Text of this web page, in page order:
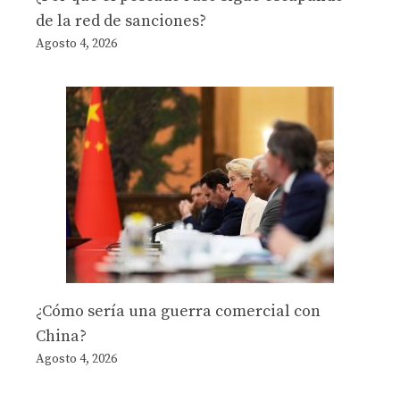
de la red de sanciones?
Agosto 4, 2026
¿Cómo sería una guerra comercial con
China?
Agosto 4, 2026